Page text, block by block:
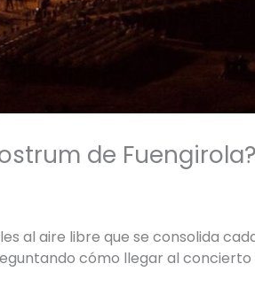
de Fuengirola?
al aire libre que se consolida
cómo llegar al